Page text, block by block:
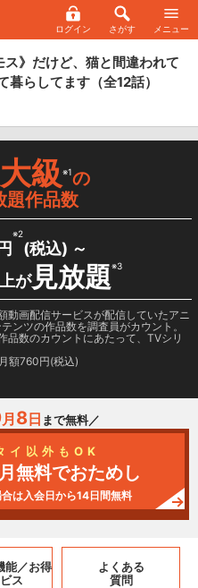
ログイン さがす メニュー
》だけど、猫と間違われて
暮らしてます （全12話）
級※1の
題作品数
円
※2
(税込) ～
が見放題※3
動画配信サービスが配信していたアニ
ンツの作品数を調査員がカウント。
品数のカウントにあたって、TVシリ
額760円(税込)
月 8日 まで無料／
イ以外もOK
無料でおためし
は入会日から14日間無料
能／お得
ス
よくある
質問